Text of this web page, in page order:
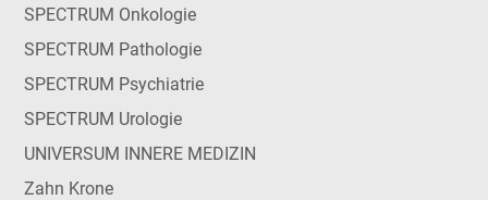
SPECTRUM Onkologie
SPECTRUM Pathologie
SPECTRUM Psychiatrie
SPECTRUM Urologie
UNIVERSUM INNERE MEDIZIN
Zahn Krone